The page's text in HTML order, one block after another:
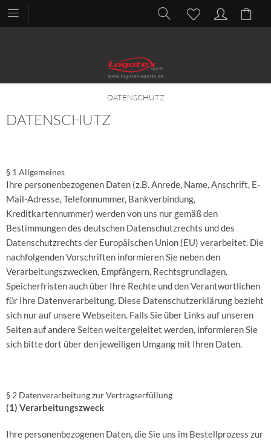
DATENSCHUTZ
DATENSCHUTZ
§ 1 Allgemeines
Ihre personenbezogenen Daten (z.B. Anrede, Name, Anschrift, E-
Mail-Adresse, Telefonnummer, Bankverbindung,
Kreditkartennummer) werden von uns nur gemäß den
Bestimmungen des deutschen Datenschutzrechts und des
Datenschutzrechts der Europäischen Union (EU) verarbeitet. Die
nachfolgenden Vorschriften informieren Sie neben den
Verarbeitungszwecken, Empfängern, Rechtsgrundlagen,
Speicherfristen auch über Ihre Rechte und den Verantwortlichen
für Ihre Datenverarbeitung. Diese Datenschutzerklärung bezieht
sich nur auf unsere Webseiten. Falls Sie über Links auf unseren
Seiten auf andere Seiten weitergeleitet werden, informieren Sie
sich bitte dort über den jeweiligen Umgang mit Ihren Daten.
§ 2 Datenverarbeitung zur Vertragserfüllung
(1) Verarbeitungszweck
Ihre personenbezogenen Daten, die Sie uns im Bestellprozess zur